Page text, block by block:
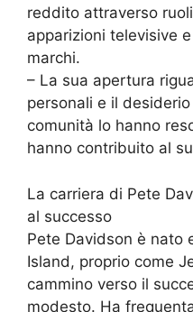
reddito attraverso
apparizioni televisive
marchi.
– La sua apertura
personali e il
comunità lo hanno
hanno contribuito al
La carriera di Pete
al successo
Pete Davidson è nato
Island, proprio come
cammino verso il
modesto. Ha